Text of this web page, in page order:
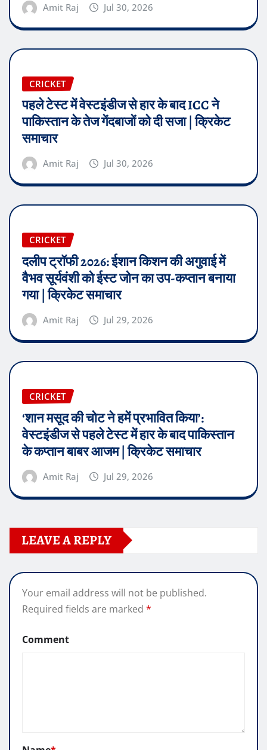
Amit Raj Jul 30, 2026
CRICKET
पहले टेस्ट में वेस्टइंडीज से हार के बाद ICC ने
पाकिस्तान के तेज गेंदबाजों को दी सजा | क्रिकेट
समाचार
Amit Raj Jul 30, 2026
CRICKET
दलीप ट्रॉफी 2026: ईशान किशन की अगुवाई में
वैभव सूर्यवंशी को ईस्ट जोन का उप-कप्तान बनाया
गया | क्रिकेट समाचार
Amit Raj Jul 29, 2026
CRICKET
‘शान मसूद की चोट ने हमें प्रभावित किया’:
वेस्टइंडीज से पहले टेस्ट में हार के बाद पाकिस्तान
के कप्तान बाबर आजम | क्रिकेट समाचार
Amit Raj Jul 29, 2026
LEAVE A REPLY
Your email address will not be published.
Required fields are marked *
Comment